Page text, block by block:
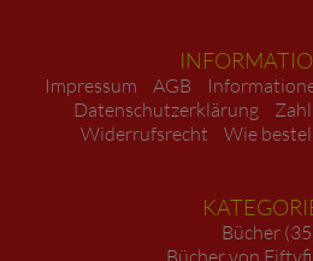
Impressum AGB
Datenschutzerklärung
Widerrufsrecht
Wie
Bücher
Bücher von